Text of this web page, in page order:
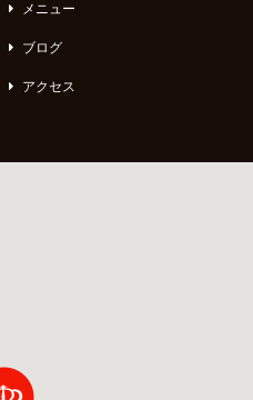
メニュー
ブログ
アクセス